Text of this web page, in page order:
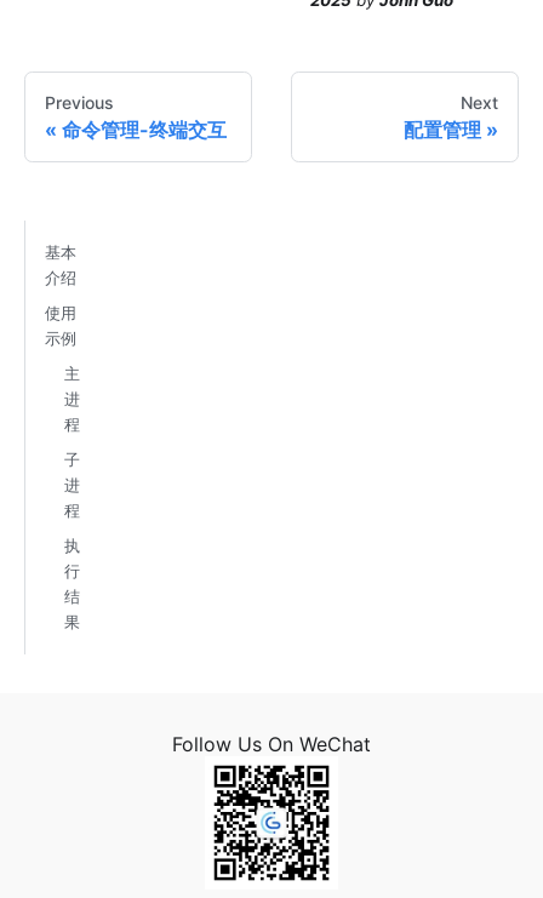
Previous
命令管理-终端交互
Next
配置管理
基本
介绍
使用
示例
主
进
程
子
进
程
执
行
结
果
Follow Us On WeChat